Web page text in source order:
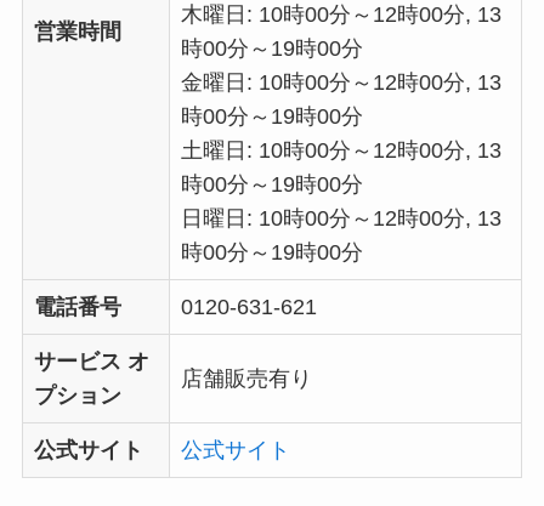
営業時間
木曜日: 10時00分～12時00分, 13
時00分～19時00分
金曜日: 10時00分～12時00分, 13
時00分～19時00分
土曜日: 10時00分～12時00分, 13
時00分～19時00分
日曜日: 10時00分～12時00分, 13
時00分～19時00分
電話番号 0120-631-621
サービス オ
プション
店舗販売有り
公式サイト 公式サイト